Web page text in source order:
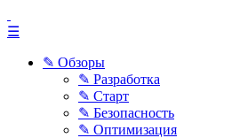
☰
✎ Обзоры
✎ Разработка
✎ Старт
✎ Безопасность
✎ Оптимизация